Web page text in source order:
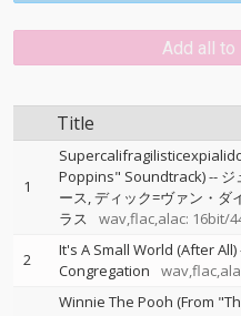
Add all to
Title
1
Poppins" Soundtrack)-- ジ
ース ディック=ヴァン・ダ
ラス
wav,flac,alac: 16bit/
2 It's A Small World (After All)
Congregation
Winnie The Pooh (From